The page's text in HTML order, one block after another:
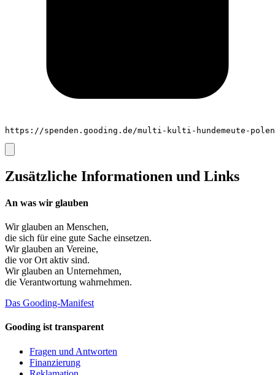
https://spenden.gooding.de/multi-kulti-hundemeute-
Zusätzliche Informationen und Links
An was wir glauben
Wir glauben an Menschen,
die sich für eine gute Sache einsetzen.
Wir glauben an Vereine,
die vor Ort aktiv sind.
Wir glauben an Unternehmen,
die Verantwortung wahrnehmen.
Das Gooding-Manifest
Gooding ist transparent
Fragen und Antworten
Finanzierung